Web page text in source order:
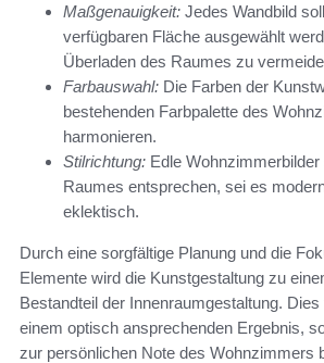
Maßgenauigkeit: Jedes Wandbild
verfügbaren Fläche ausgewählt
Überladen des Raumes zu
Farbauswahl: Die Farben der
bestehenden Farbpalette des
harmonieren.
Stilrichtung: Edle
Raumes entsprechen, sei es
eklektisch.
Durch eine sorgfältige Planung und die
Elemente wird die Kunstgestaltung zu
Bestandteil der Innenraumgestaltung.
einem optisch ansprechenden Ergebnis,
zur persönlichen Note des Wohnzimmers